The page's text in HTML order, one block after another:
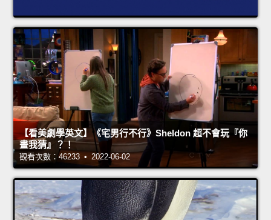
【看美劇學英文】《宅男行不行》Sheldon 超不會玩『你
畫我猜』？！
觀看次數：46233 • 2022-06-02